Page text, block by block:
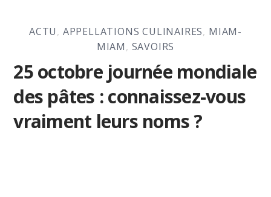
ACTU, APPELLATIONS CULINAIRES, MIAM-
MIAM, SAVOIRS
25 octobre journée mondiale
des pâtes : connaissez-vous
vraiment leurs noms ?